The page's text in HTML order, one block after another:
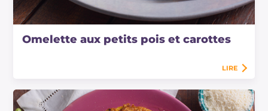
Omelette aux petits pois et carottes
LIRE